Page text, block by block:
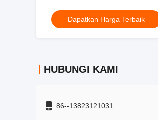
Dapatkan Harga Terbaik
HUBUNGI KAMI
86--13823121031